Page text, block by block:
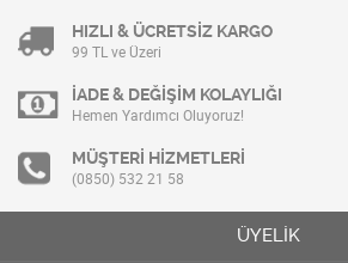
HIZLI & ÜCRETSİZ KARGO
99 TL ve Üzeri
İADE & DEĞİŞİM KOLAYLIĞI
Hemen Yardımcı Oluyoruz!
MÜŞTERİ HİZMETLERİ
(0850) 532 21 58
ÜYELİK